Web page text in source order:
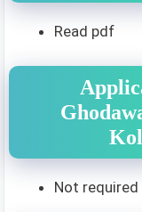
Read pdf
Not required